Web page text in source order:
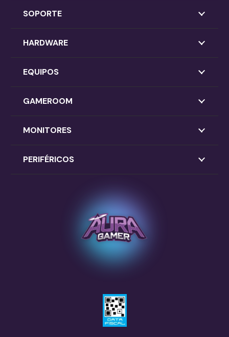
SOPORTE
HARDWARE
EQUIPOS
GAMEROOM
MONITORES
PERIFÉRICOS